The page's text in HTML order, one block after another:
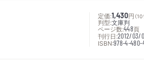
定価:1,430円 （
判型:文庫判
ページ数:448頁
刊行日:2012/03/
ISBN:978-4-480-